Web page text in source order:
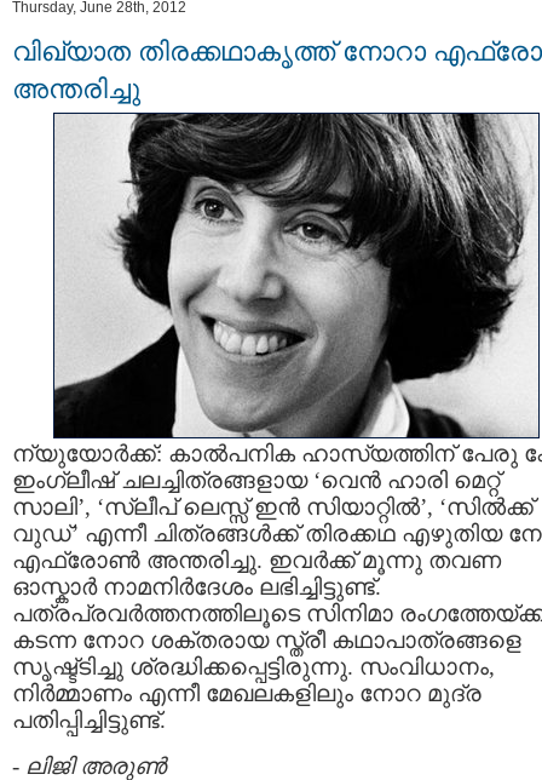
Thursday, June 28th, 2012
വിഖ്യാത തിരക്കഥാകൃത്ത് നോറാ
അന്തരിച്ചു
ന്യുയോര്‍ക്ക്: കാല്‍പനിക ഹാസ്യത്തിന് പേരു
ഇംഗ്ലീഷ്‌ ചലച്ചിത്രങ്ങളായ ‘വെന്‍ ഹാരി മെറ്റ്
സാലി’, ‘സ്ലീപ് ലെസ്സ് ഇന്‍ സിയാറ്റില്‍’, ‘സില്‍ക്ക്‌
വുഡ്‌’ എന്നീ ചിത്രങ്ങള്‍ക്ക് തിരക്കഥ എഴുതിയ
എഫ്രോണ്‍ അന്തരിച്ചു. ഇവര്‍ക്ക് മൂന്നു തവണ
ഓസ്കാര്‍ നാമനിര്‍ദേശം ലഭിച്ചിട്ടുണ്ട്.
പത്രപ്രവര്‍ത്തനത്തിലൂടെ സിനിമാ
കടന്ന നോറ ശക്തരായ സ്ത്രീ കഥാപാത്രങ്ങളെ
സൃഷ്ട്ടിച്ചു ശ്രദ്ധിക്കപ്പെട്ടിരുന്നു. സംവിധാനം,
നിര്‍മ്മാണം എന്നീ മേഖലകളിലും നോറ മുദ്ര
പതിപ്പിച്ചിട്ടുണ്ട്.
- ലിജി അരുണ്‍